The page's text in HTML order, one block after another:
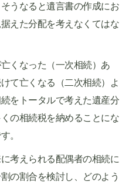
うなると遺言書の作成にお
えた分配を考えなくてはな
くなった（一次相続）あ
て亡くなる（二次相続）よ
をトータルで考えた遺産分
の相続税を納めることにな
。
考えられる配偶者の相続に
の割合を検討し、どのよう